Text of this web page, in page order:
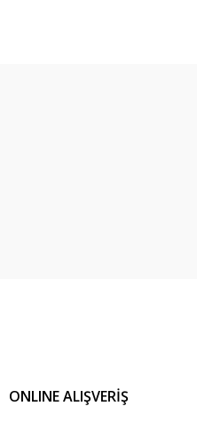
ONLINE ALIŞVERİŞ